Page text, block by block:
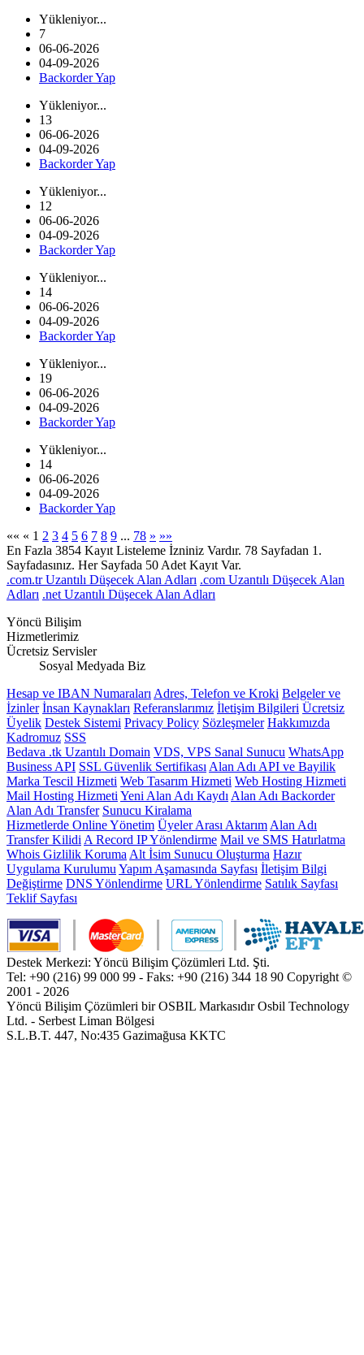
Yükleniyor...
7
06-06-2026
04-09-2026
Backorder Yap
Yükleniyor...
13
06-06-2026
04-09-2026
Backorder Yap
Yükleniyor...
12
06-06-2026
04-09-2026
Backorder Yap
Yükleniyor...
14
06-06-2026
04-09-2026
Backorder Yap
Yükleniyor...
19
06-06-2026
04-09-2026
Backorder Yap
Yükleniyor...
14
06-06-2026
04-09-2026
Backorder Yap
«« « 1 2 3 4 5 6 7 8 9 ... 78 » »»
En Fazla 3854 Kayıt Listeleme İzniniz Vardır. 78 Sayfadan 1.
Sayfadasınız. Her Sayfada 50 Adet Kayıt Var.
.com.tr Uzantılı Düşecek Alan Adları .com Uzantılı Düşecek Alan
Adları .net Uzantılı Düşecek Alan Adları
Yöncü Bilişim
Hizmetlerimiz
Ücretsiz Servisler
Sosyal Medyada Biz
Hesap ve IBAN Numaraları Adres, Telefon ve Kroki Belgeler ve
İzinler İnsan Kaynakları Referanslarımız İletişim Bilgileri Ücretsiz
Üyelik Destek Sistemi Privacy Policy Sözleşmeler Hakkımızda
Kadromuz SSS
Bedava .tk Uzantılı Domain VDS, VPS Sanal Sunucu WhatsApp
Business API SSL Güvenlik Sertifikası Alan Adı API ve Bayilik
Marka Tescil Hizmeti Web Tasarım Hizmeti Web Hosting Hizmeti
Mail Hosting Hizmeti Yeni Alan Adı Kaydı Alan Adı Backorder
Alan Adı Transfer Sunucu Kiralama
Hizmetlerde Online Yönetim Üyeler Arası Aktarım Alan Adı
Transfer Kilidi A Record IP Yönlendirme Mail ve SMS Hatırlatma
Whois Gizlilik Koruma Alt İsim Sunucu Oluşturma Hazır
Uygulama Kurulumu Yapım Aşamasında Sayfası İletişim Bilgi
Değiştirme DNS Yönlendirme URL Yönlendirme Satılık Sayfası
Teklif Sayfası
Destek Merkezi: Yöncü Bilişim Çözümleri Ltd. Şti.
Tel: +90 (216) 99 000 99 - Faks: +90 (216) 344 18 90 Copyright ©
2001 - 2026
Yöncü Bilişim Çözümleri bir OSBIL Markasıdır Osbil Technology
Ltd. - Serbest Liman Bölgesi
S.L.B.T. 447, No:435 Gazimağusa KKTC